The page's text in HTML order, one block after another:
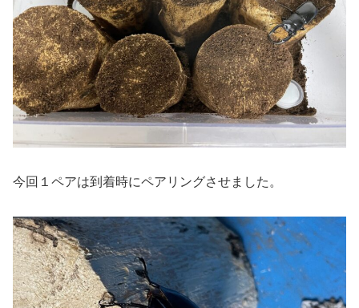
今回１ペアは到着時にペアリングさせました。